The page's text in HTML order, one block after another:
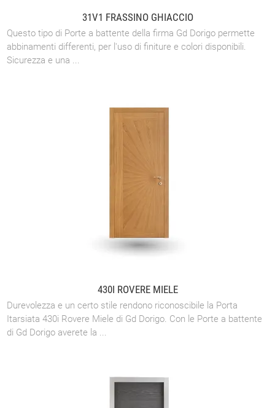
31V1 FRASSINO GHIACCIO
Questo tipo di Porte a battente della firma Gd Dorigo permette
abbinamenti differenti, per l'uso di finiture e colori disponibili.
Sicurezza e una ...
430I ROVERE MIELE
Durevolezza e un certo stile rendono riconoscibile la Porta
Itarsiata 430i Rovere Miele di Gd Dorigo. Con le Porte a battente
di Gd Dorigo averete la ...